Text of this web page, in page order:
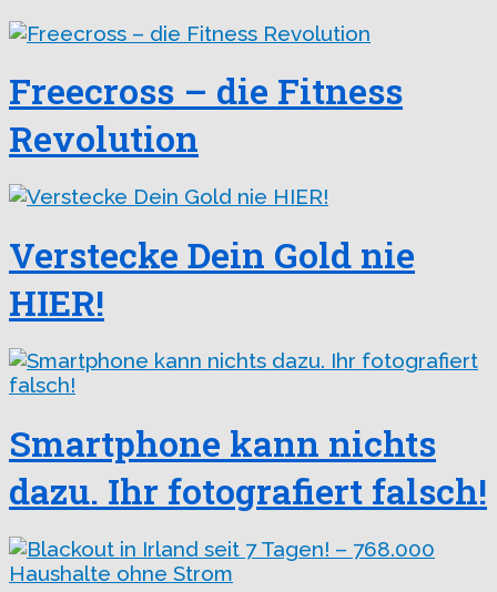
Freecross – die Fitness
Revolution
Verstecke Dein Gold nie
HIER!
Smartphone kann nichts
dazu. Ihr fotografiert falsch!